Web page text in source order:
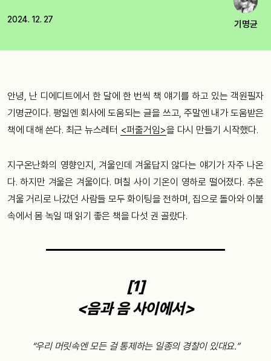
2024. 12. 27 기명균
안녕, 난 디에디트에서 한 달에 한 번씩 책 얘기를 하고 있는 객원필자
기명균이다. 평일엔 회사에 도움되는 글을 쓰고, 주말엔 내가 도움받은
책에 대해 쓴다. 최근 뉴스레터 <퍼줄거임>을 다시 만들기 시작했다.
지구온난화의 영향인지, 겨울인데 겨울답지 않다는 얘기가 자주 나온
다. 하지만 겨울은 겨울이다. 며칠 사이 기온이 영하로 떨어졌다. 추운
겨울 거리로 나갔던 사람들 모두 화이팅을 전하며, 집으로 돌아와 이불
속에서 몸 녹일 때 읽기 좋은 책을 다섯 권 골랐다.
[1]
<음과 음 사이에서>
“우리 머릿속엔 모든 걸 통제하는 일종의 경찰이 있대요.”